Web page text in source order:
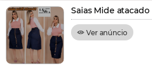
Saias Mide atacado
Ver anúncio